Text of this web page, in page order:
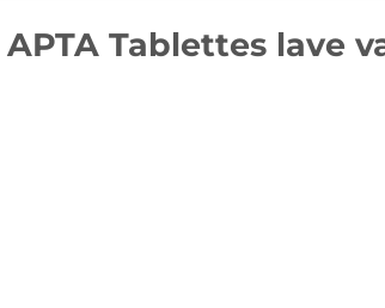
APTA Tablettes lave